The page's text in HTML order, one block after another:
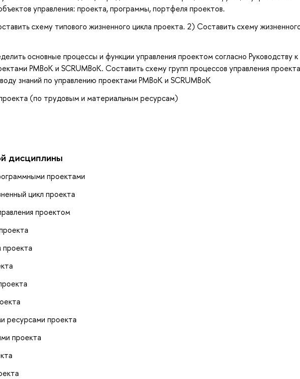
управления: проекта, программы, портфеля проектов.
схему типового жизненного цикла проекта. 2) Составить схему
основные процессы и функции управления проектом согласно Руководству
PMBoK и SCRUMBoK. Составить схему групп процессов управления
знаний по управлению проектами PMBoK и SCRUMBoK
(по трудовым и материальным ресурсам)
дисциплины
проектами
цикл проекта
проектом
ресурсами проекта
проекта